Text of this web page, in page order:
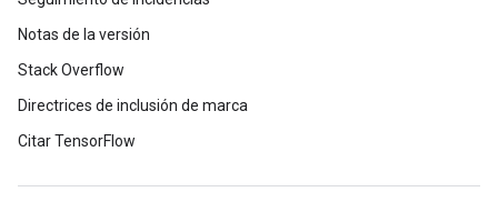
Notas de la versión
Stack Overflow
Directrices de inclusión de marca
Citar TensorFlow